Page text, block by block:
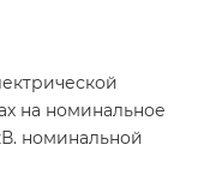
на номинальное
номинальной